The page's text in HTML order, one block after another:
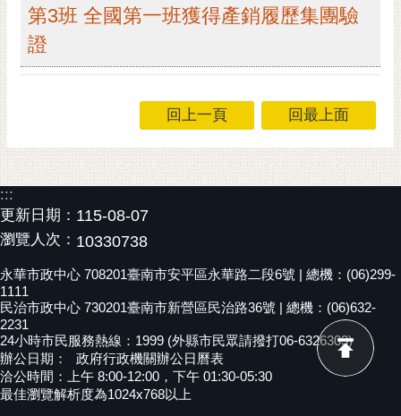
閱
RSS
訂
報
市
民
信
箱
English
日
本
語
隱
第3班 全國第一班獲得產銷履歷集團驗
證
回上一頁 回最上面
:::
更新日期： 115-08-07
瀏覽人次： 10330738
永華市政中心 708201臺南市安平區永華路二段6號 | 總機：(06)299-
1111
民治市政中心 730201臺南市新營區民治路36號 | 總機：(06)632-
2231
24小時市民服務熱線：1999 (外縣市民眾請撥打06-6326303)
辦公日期：
政府行政機關辦公日曆表
洽公時間：上午 8:00-12:00，下午 01:30-05:30
最佳瀏覽解析度為1024x768以上